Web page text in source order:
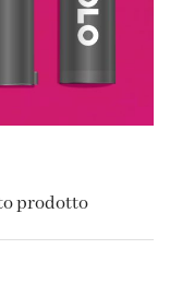
prodotto